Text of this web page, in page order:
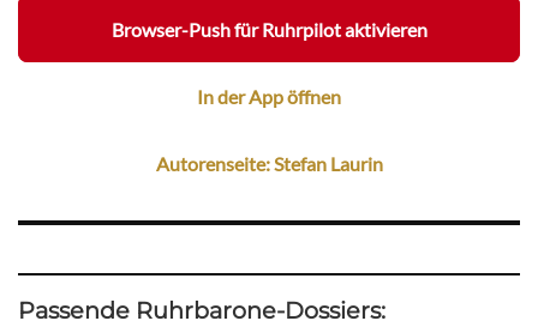
Browser-Push für Ruhrpilot aktivieren
In der App öffnen
Autorenseite: Stefan Laurin
Passende Ruhrbarone-Dossiers: